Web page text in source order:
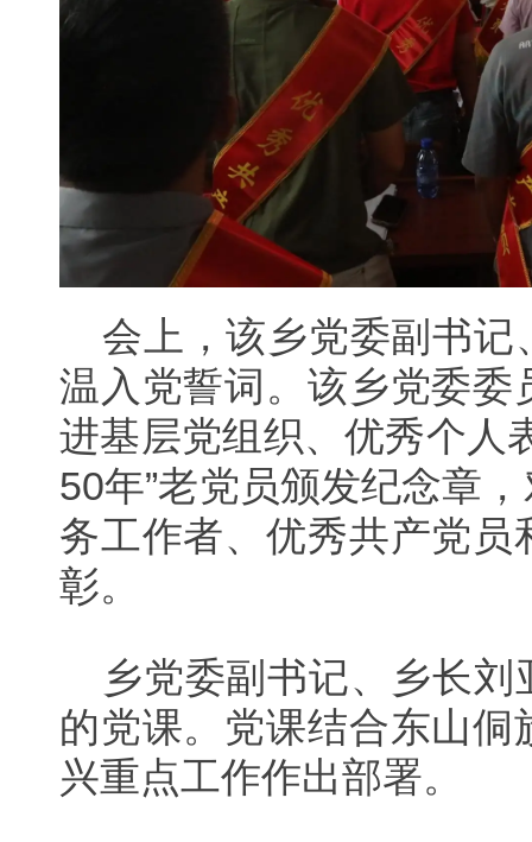
会上，该乡党委副书
温入党誓词。 该乡党委委
进基层党组织、优秀个人
50年”老党员颁发纪念章
务工作者、优秀共产党
彰。
乡党委副书记、乡长
的党课。党课结合东山
兴重点工作作出部署。